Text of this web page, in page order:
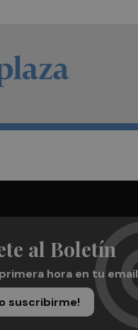
al Boletín
hora en tu email
suscribirme!